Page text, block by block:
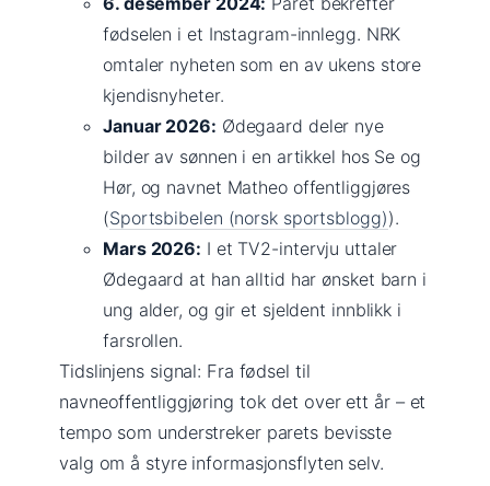
fødselen i et Instagram-innlegg. NRK
omtaler nyheten som en av ukens store
kjendisnyheter.
Januar 2026: Ødegaard deler nye
bilder av sønnen i en artikkel hos Se og
Hør, og navnet Matheo offentliggjøres
(Sportsbibelen (norsk sportsblogg)).
Mars 2026: I et TV2-intervju uttaler
Ødegaard at han alltid har ønsket barn i
ung alder, og gir et sjeldent innblikk i
farsrollen.
Tidslinjens signal: Fra fødsel til
navneoffentliggjøring tok det over ett år – et
tempo som understreker parets bevisste
valg om å styre informasjonsflyten selv.